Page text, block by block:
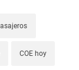
COE hoy